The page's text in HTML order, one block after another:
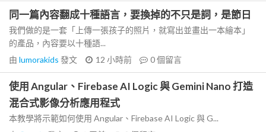
同一篇內容翻成十種語言，要換掉的不只是詞，是節日
我們做的是一套「上傳一張孩子的照片，就寫出並畫出一本繪本」
的產品，內容要以十種語...
由 lumorakids 發文 12 小時前 0個留言
使用 Angular、Firebase AI Logic 與 Gemini Nano 打造
混合式影像分析應用程式
本教學將示範如何使用 Angular、Firebase AI Logic 與 G...